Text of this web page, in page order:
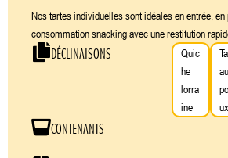
Nos tartes individuelles sont idéales en entrée, en
consommation snacking avec une restitution
DÉCLINAISONS
Quic
he
lorra
ine
ux
CONTENANTS